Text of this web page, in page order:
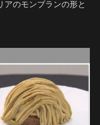
アのモンブランの形と